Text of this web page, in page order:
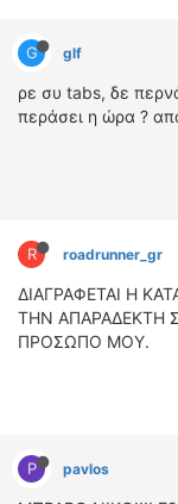
G glf
ρε συ tabs, δε
περάσει η ώρα ?
R roadrunner_gr
ΔΙΑΓΡΑΦΕΤΑΙ Η
ΤHN ΑΠΑΡΑΔΕΚΤH
ΠΡΟΣΩΠΟ ΜΟΥ.
P pavlos